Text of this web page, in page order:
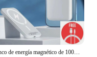
Banco de energía magnético de 10000mAh, Cargador rápido inalámbrico para iPhone 12, 13, 14, 15 Pro Max, Mini Powerbank, paquete de batería auxiliar externa